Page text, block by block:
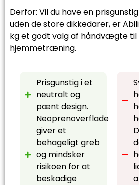
Derfor: Vil du have en
uden de store dikkedarer, er
kg et godt valg af håndvægte til
hjemmetræning.
Prisgunstig i et
neutralt og
pænt design.
Neoprenoverflade
giver et
behageligt greb
og mindsker
risikoen for at
beskadige